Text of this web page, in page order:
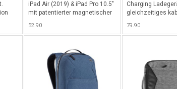
iPad Air (2019) & iPad Pro 10.5"
mit patentierter magnetischer
52.90
Charging
gleichzeitiges
79.90